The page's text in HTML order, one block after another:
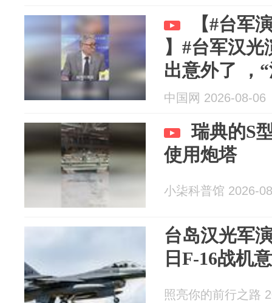
【#台军
】#台军汉
出意外了 ，
糗，M60A3
越演越假
中国网 2026-08-06
瑞典的S
使用炮塔
小柒科普馆 2026-
台岛汉光军
日F-16战机
照亮你的前行之路